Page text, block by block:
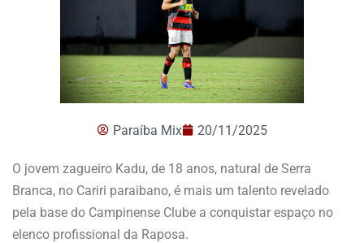
Paraíba Mix 20/11/2025
O jovem zagueiro Kadu, de 18 anos, natural de Serra
Branca, no Cariri paraibano, é mais um talento revelado
pela base do Campinense Clube a conquistar espaço no
elenco profissional da Raposa.